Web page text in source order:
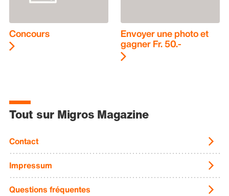
Concours Envoyer une photo et
gagner Fr. 50.-
Tout sur Migros Magazine
Contact
Impressum
Questions fréquentes